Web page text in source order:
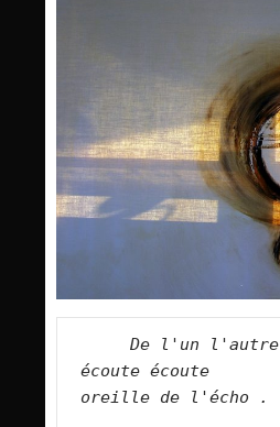
De l'un l'autre
écoute écoute
oreille de l'écho .